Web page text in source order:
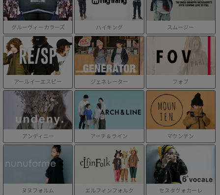
グルーヴィーカラーズ ハイキング スムージー
アールイーエスピー ジェネレーター フォブ
アンディニー アーチ＆ライン マウンテン
ヌヌフォルム エルフィンフォルク セスタヴォカーレ